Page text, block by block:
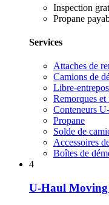
Inspection
Propane
Services
Attaches de
Camions de
Libre-
Remorques et
Conteneurs
Propane
Solde de
Accessoires
Boîtes de
4
U-Haul